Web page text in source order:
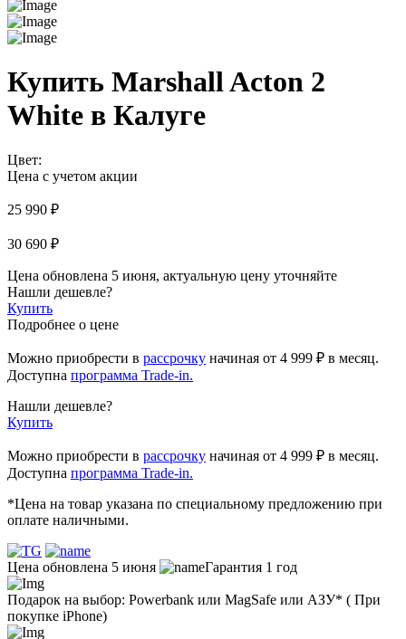
Купить Marshall Acton 2
White в Калуге
Цвет:
Цена с учетом акции
25 990 ₽
30 690 ₽
Цена обновлена 5 июня, актуальную цену уточняйте
Нашли дешевле?
Купить
Подробнее о цене
Можно приобрести в рассрочку начиная от 4 999 ₽ в месяц.
Доступна программа Trade-in.
Нашли дешевле?
Купить
Можно приобрести в рассрочку начиная от 4 999 ₽ в месяц.
Доступна программа Trade-in.
*Цена на товар указана по специальному предложению при
оплате наличными.
Цена обновлена 5 июня Гарантия 1 год
Подарок на выбор: Powerbank или MagSafe или AЗУ* ( При
покупке iPhone)